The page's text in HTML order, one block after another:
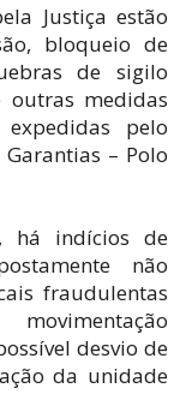
Justiça estão
bloqueio de
de sigilo
outras medidas
pelo
– Polo
há indícios de
não
fraudulentas
desvio de
da unidade